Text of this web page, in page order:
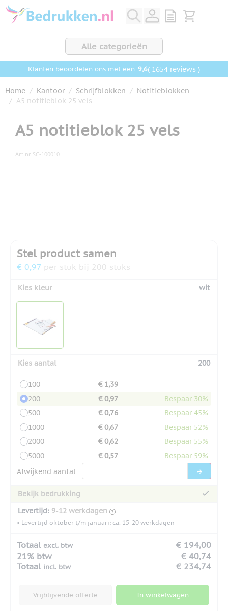
Ga naar de inhoud
View quote,
Bekijk
Alle categorieën
Klanten beoordelen ons met een 9,6( 1654 reviews )
Home / Kantoor / Schrijfblokken / Notitieblokken
/ A5 notitieblok 25 vels
A5 notitieblok 25 vels
Art.nr. SC-100010
Stel product samen
€ 0,97 per stuk bij 200 stuks
Kies kleur wit
Kies aantal 200
100
€ 1,39
200
€ 0,97
Bespaar 30%
500
€ 0,76
Bespaar 45%
1000
€ 0,67
Bespaar 52%
2000
€ 0,62
Bespaar 55%
5000
€ 0,57
Bespaar 59%
Afwijkend aantal
Bekijk bedrukking
Levertijd: 9-12 werkdagen
• Levertijd oktober t/m januari: ca. 15-20 werkdagen
Totaal excl. btw
€ 194,00
21% btw
€ 40,74
Totaal incl. btw € 234,74
Vrijblijvende offerte In winkelwagen